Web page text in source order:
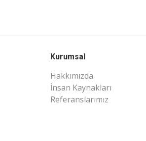
Kurumsal
Hakkımızda
İnsan Kaynakları
Referanslarımız